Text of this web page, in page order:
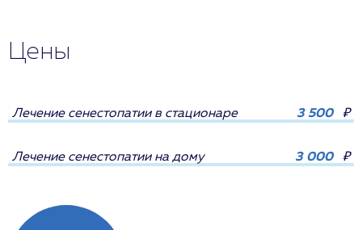
Цены
Лечение сенестопатии в стационаре 3 500 ₽
Лечение сенестопатии на дому 3 000 ₽